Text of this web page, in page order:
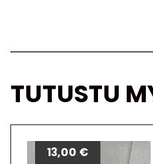
TUTUSTU
13,00 €